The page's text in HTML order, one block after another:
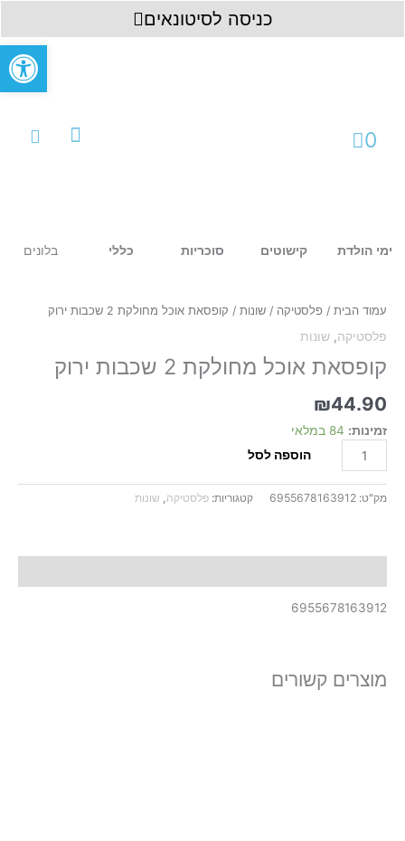
כניסה לסיטונאים
0
עגלת
ימי הולדת קישוטים סוכריות כללי בלונים
עמוד הבית / פלסטיקה / שונות / קופסאת אוכל מחולקת 2 שכבות ירוק
פלסטיקה, שונות
קופסאת אוכל מחולקת 2 שכבות ירוק
₪44.90
זמינות: 84 במלאי
קופסאת
מחולקת
2
שכבות
ירוק
הוספה לסל
מק"ט: 6955678163912 קטגוריות: פלסטיקה, שונות
6955678163912
מוצרים קשורים
פתח